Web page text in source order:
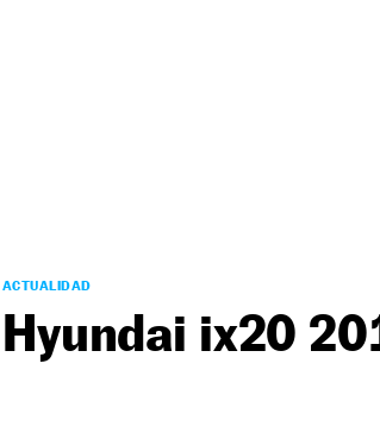
ACTUALIDAD
Hyundai ix20